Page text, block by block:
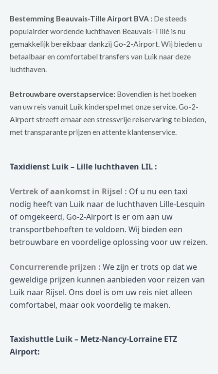
Bestemming Beauvais-Tille Airport BVA : De steeds
populairder wordende luchthaven Beauvais-Tillé is nu
gemakkelijk bereikbaar dankzij Go-2-Airport. Wij bieden u
betaalbaar en comfortabel transfers van Luik naar deze
luchthaven.
Betrouwbare overstapservice: Bovendien is het boeken
van uw reis vanuit Luik kinderspel met onze service. Go-2-
Airport streeft ernaar een stressvrije reiservaring te bieden,
met transparante prijzen en attente klantenservice.
Taxidienst Luik – Lille luchthaven LIL :
Vertrek of aankomst in Rijsel : Of u nu een taxi
nodig heeft van Luik naar de luchthaven Lille-Lesquin
of omgekeerd, Go-2-Airport is er om aan uw
transportbehoeften te voldoen. Wij bieden een
betrouwbare en voordelige oplossing voor uw reizen.
Concurrerende prijzen : We zijn er trots op dat we
geweldige prijzen kunnen aanbieden voor reizen van
Luik naar Rijsel. Ons doel is om uw reis niet alleen
comfortabel, maar ook voordelig te maken.
Taxishuttle Luik – Metz-Nancy-Lorraine ETZ
Airport: